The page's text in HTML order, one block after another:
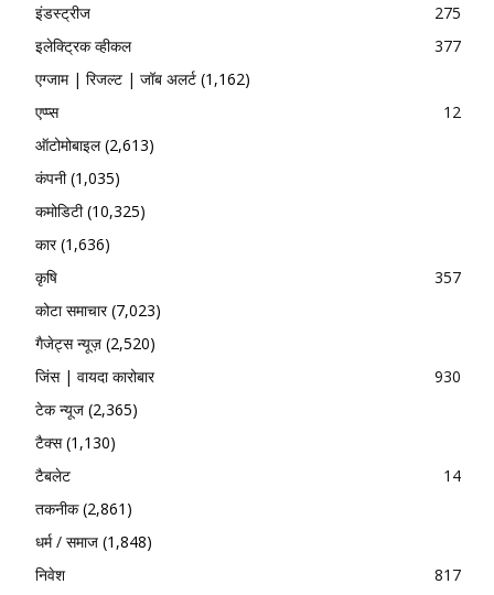
इंडस्ट्रीज
275
इलेक्ट्रिक व्हीकल
377
एग्जाम | रिजल्ट | जॉब अलर्ट (1,162)
एप्प्स
12
ऑटोमोबाइल(2,613)
कंपनी(1,035)
कमोडिटी(10,325)
कार(1,636)
कृषि
357
कोटा समाचार(7,023)
गैजेट्स न्यूज़ (2,520)
जिंस | वायदा कारोबार
930
टेक न्यूज (2,365)
टैक्स(1,130)
टैबलेट
14
तकनीक(2,861)
धर्म / समाज (1,848)
निवेश
817